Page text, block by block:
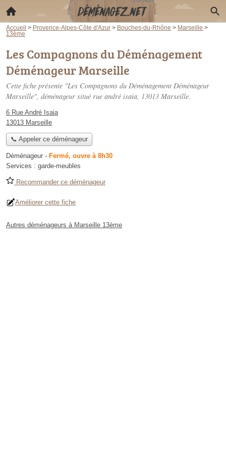
Accueil > Provence-Alpes-Côte d'Azur > Bouches-du-Rhône > Marseille >
13ème
Les Compagnons du Déménagement
Déménageur Marseille
Cette fiche présente "Les Compagnons du Déménagement Déménageur
Marseille", déménageur situé rue andré isaia, 13013 Marseille.
6 Rue André Isaia
13013 Marseille
📞 Appeler ce déménageur
Déménageur - Fermé, ouvre à 8h30
Services : garde-meubles
Recommander ce déménageur
Améliorer cette fiche
Autres déménageurs à Marseille 13ème